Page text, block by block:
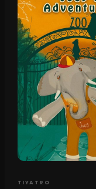
TIYATRO